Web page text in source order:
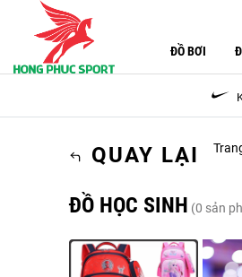
ĐỒ BƠI
QUAY LẠI
ĐỒ HỌC SINH (0 sản